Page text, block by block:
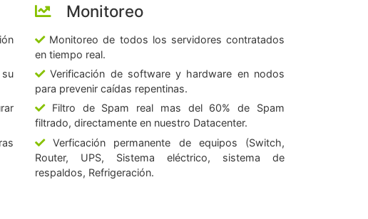
Monitoreo
Monitoreo de todos los servidores contratados
en tiempo real.
Verificación de software y hardware en nodos
para prevenir caídas repentinas.
Filtro de Spam real mas del 60% de Spam
filtrado, directamente en nuestro Datacenter.
Verficación permanente de equipos (Switch,
Router, UPS, Sistema eléctrico, sistema de
respaldos, Refrigeración.